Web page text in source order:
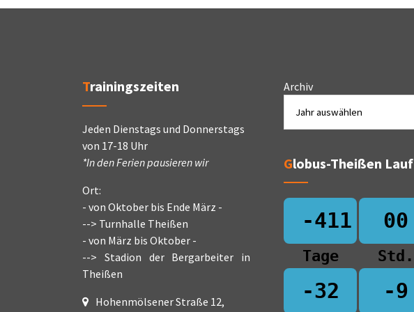
Trainingszeiten
Jeden Dienstags und Donnerstags
von 17-18 Uhr
*In den Ferien pausieren wir
Ort:
- von Oktober bis Ende März -
--> Turnhalle Theißen
- von März bis Oktober -
--> Stadion der Bergarbeiter in
Theißen
Hohenmölsener Straße 12,
Archiv
Globus-Theißen Lauf
-411
Tage
00
Std.
-32 -9